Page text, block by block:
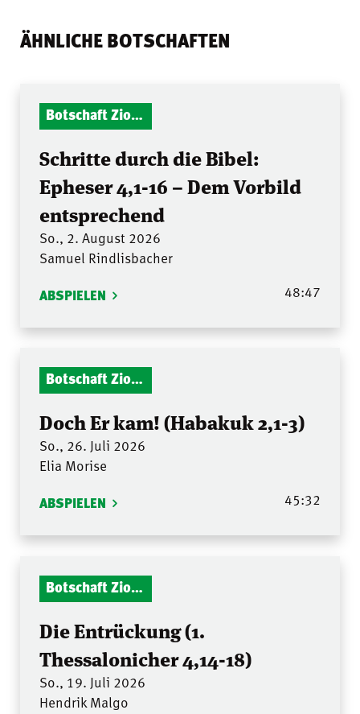
ÄHNLICHE BOTSCHAFTEN
Botschaft Zionshalle
Schritte durch die Bibel:
Epheser 4,1-16 – Dem Vorbild
entsprechend
So., 2. August 2026
Samuel Rindlisbacher
ABSPIELEN 48:47
Botschaft Zionshalle
Doch Er kam! (Habakuk 2,1-3)
So., 26. Juli 2026
Elia Morise
ABSPIELEN 45:32
Botschaft Zionshalle
Die Entrückung (1.
Thessalonicher 4,14-18)
So., 19. Juli 2026
Hendrik Malgo